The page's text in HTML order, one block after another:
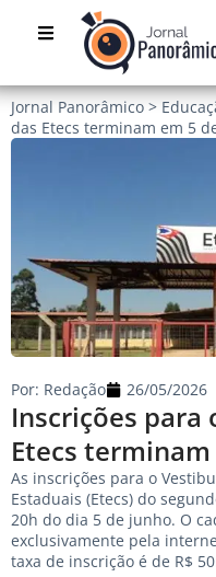
Jornal Panorâmico >
das Etecs terminam em 5
Inscrições para
Etecs
Por: Redação 26/05/2026
As inscrições para o
Estaduais (Etecs) do
20h do dia 5 de junho. O
exclusivamente pela
taxa de inscrição é de R$